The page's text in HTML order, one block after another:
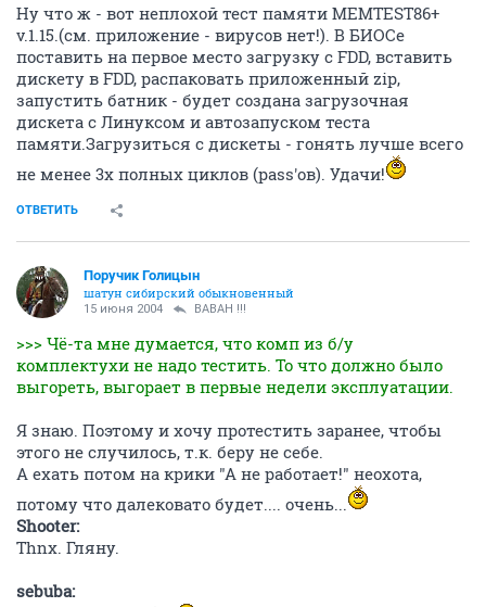
Ну что ж - вот неплохой тест памяти MEMTEST86+
v.1.15.(см. приложение - вирусов нет!). В БИОСе
поставить на первое место загрузку с FDD, вставить
дискету в FDD, распаковать приложенный zip,
запустить батник - будет создана загрузочная
дискета с Линуксом и автозапуском теста
памяти.Загрузиться с дискеты - гонять лучше всего
не менее 3х полных циклов (pass'ов). Удачи!
ОТВЕТИТЬ
Поручик Голицын
шатун сибирский обыкновенный
15 июня 2004 BABAH !!!
>>> Чё-та мне думается, что комп из б/у
комплектухи не надо тестить. То что должно было
выгореть, выгорает в первые недели эксплуатации.
Я знаю. Поэтому и хочу протестить заранее, чтобы
этого не случилось, т.к. беру не себе.
А ехать потом на крики "А не работает!" неохота,
потому что далековато будет.... очень...
Shooter:
Thnx. Гляну.
sebuba: